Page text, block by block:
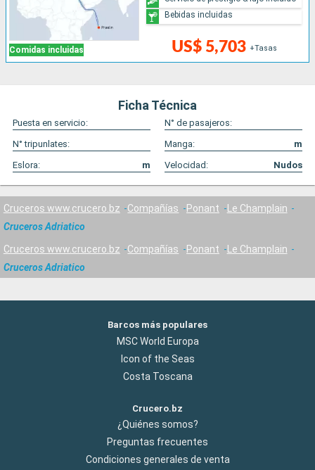
Comidas incluidas US$ 5,703 +Tasas
Bebidas incluidas
Ficha Técnica
Puesta en servicio:
N° de pasajeros:
N° tripunlates:
Manga:
m
Eslora:
m Velocidad: Nudos
Cruceros www.crucero.bz Compañías Ponant
Le Champlain
Cruceros Adriatico
Cruceros www.crucero.bz Compañías Ponant
Le Champlain
Cruceros Adriatico
Barcos más populares
MSC World Europa
Icon of the Seas
Costa Toscana
Crucero.bz
¿Quiénes somos?
Preguntas frecuentes
Condiciones generales de venta